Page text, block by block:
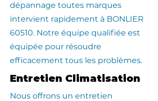
dépannage toutes marques
intervient rapidement à BONLIER
60510. Notre équipe qualifiée est
équipée pour résoudre
efficacement tous les problèmes.
Entretien Climatisation
Nous offrons un entretien